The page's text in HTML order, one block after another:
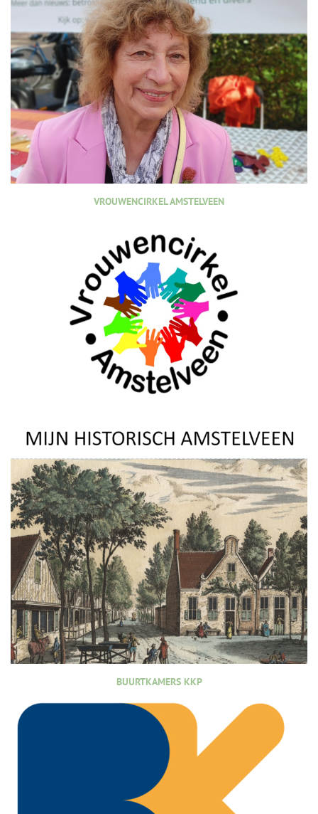
VROUWENCIRKEL AMSTELVEEN
BUURTKAMERS KKP